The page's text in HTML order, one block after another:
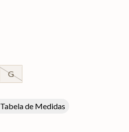
G
Tabela de Medidas